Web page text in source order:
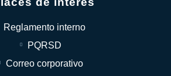
Reglamento interno
PQRSD
Correo corporativo